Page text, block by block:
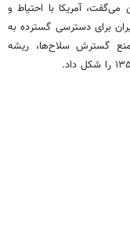
آمریکا با احتیاط و
برای دسترسی گسترده به
گسترش سلاح‌ها، ریشه